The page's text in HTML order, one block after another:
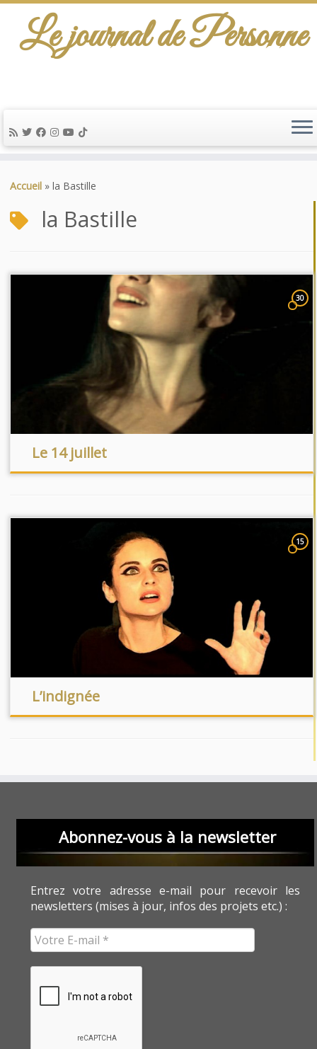
au
Le journal de Personne
Accueil » la Bastille
la Bastille
30
Le 14 juillet
15
L’indignée
Abonnez-vous à la newsletter
Entrez votre adresse e-mail pour recevoir les
newsletters (mises à jour, infos des projets etc.) :